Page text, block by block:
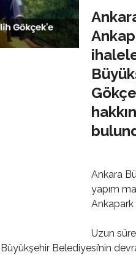
Ankara
yapım
Ankapark
Uzun
Belediyesi’nin